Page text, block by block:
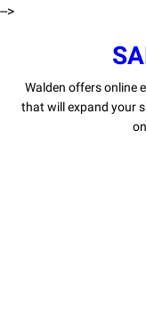
-->
Walden offers online
that will expand your